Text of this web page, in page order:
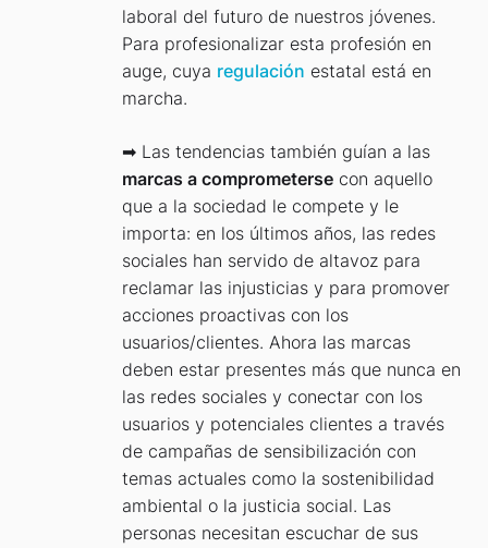
laboral del futuro de nuestros jóvenes.
Para profesionalizar esta profesión en
auge, cuya regulación estatal está en
marcha.
➡ Las tendencias también guían a las
marcas a comprometerse con aquello
que a la sociedad le compete y le
importa: en los últimos años, las redes
sociales han servido de altavoz para
reclamar las injusticias y para promover
acciones proactivas con los
usuarios/clientes. Ahora las marcas
deben estar presentes más que nunca en
las redes sociales y conectar con los
usuarios y potenciales clientes a través
de campañas de sensibilización con
temas actuales como la sostenibilidad
ambiental o la justicia social. Las
personas necesitan escuchar de sus